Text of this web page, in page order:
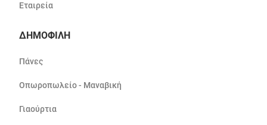
Εταιρεία
ΔΗΜΟΦΙΛΗ
Πάνες
Οπωροπωλείο - Μαναβική
Γιαούρτια